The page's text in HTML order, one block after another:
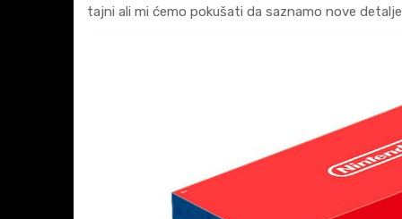
tajni ali mi ćemo pokušati da saznamo nove